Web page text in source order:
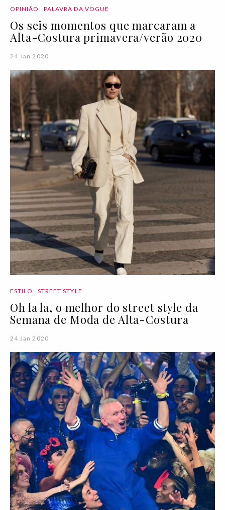
OPINIÃO PALAVRA DA VOGUE
Os seis momentos que marcaram a
Alta-Costura primavera/verão 2020
24 Jan 2020
ESTILO STREET STYLE
Oh la la, o melhor do street style da
Semana de Moda de Alta-Costura
24 Jan 2020